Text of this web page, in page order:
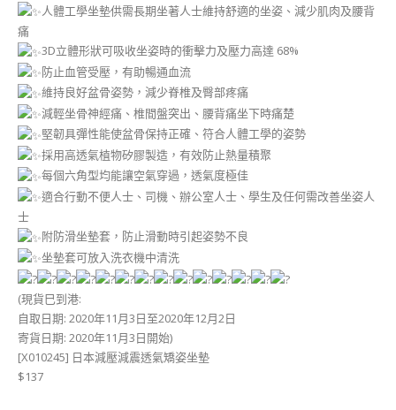
人體工學坐墊供需長期坐著人士維持舒適的坐姿、減少肌肉及腰背
痛
3D立體形狀可吸收坐姿時的衝擊力及壓力高達 68%
防止血管受壓，有助暢通血流
維持良好盆骨姿勢，減少脊椎及臀部疼痛
減輕坐骨神經痛、椎間盤突出、腰背痛坐下時痛楚
堅韌具彈性能使盆骨保持正確、符合人體工學的姿勢
採用高透氣植物矽膠製造，有效防止熱量積聚
每個六角型均能讓空氣穿過，透氣度極佳
適合行動不便人士、司機、辦公室人士、學生及任何需改善坐姿人
士
附防滑坐墊套，防止滑動時引起姿勢不良
坐墊套可放入洗衣機中清洗
(現貨巳到港:
自取日期: 2020年11月3日至2020年12月2日
寄貨日期: 2020年11月3日開始)
[X010245] 日本減壓減震透氣矯姿坐墊
$137